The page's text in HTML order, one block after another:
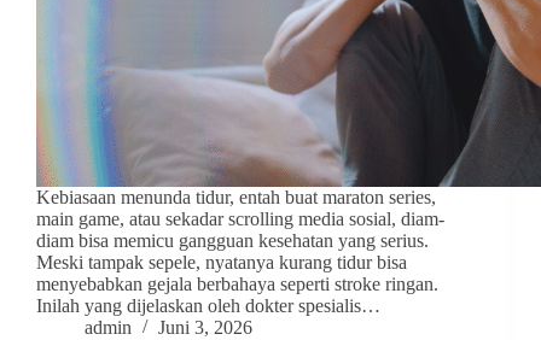
Kebiasaan menunda tidur, entah buat maraton series,
main game, atau sekadar scrolling media sosial, diam-
diam bisa memicu gangguan kesehatan yang serius.
Meski tampak sepele, nyatanya kurang tidur bisa
menyebabkan gejala berbahaya seperti stroke ringan.
Inilah yang dijelaskan oleh dokter spesialis…
admin
Juni 3, 2026